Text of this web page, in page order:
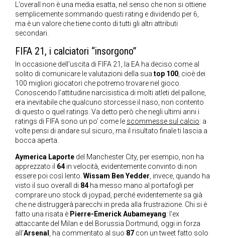
L’overall non è una media esatta, nel senso che non si ottiene
semplicemente sommando questi rating e dividendo per 6,
ma è un valore che tiene conto di tutti gli altri attributi
secondari.
FIFA 21, i calciatori “insorgono”
In occasione dell’uscita di FIFA 21, la EA ha deciso come al
solito di comunicare le valutazioni della sua top 100, cioè dei
100 migliori giocatori che potremo trovare nel gioco.
Conoscendo l’attitudine narcisistica di molti atleti del pallone,
era inevitabile che qualcuno storcesse il naso, non contento
di questo o quel ratings. Va detto però che negli ultimi anni i
ratings di FIFA sono un po’ come le scommesse sul calcio: a
volte pensi di andare sul sicuro, ma il risultato finale ti lascia a
bocca aperta.
Aymerica Laporte del Manchester City, per esempio, non ha
apprezzato il 64in velocità, evidentemente convinto di non
essere poi così lento. Wissam Ben Yedder, invece, quando ha
visto il suo overall di 84ha messo mano al portafogli per
comprare uno stock di joypad, perché evidentemente sa già
che ne distruggerà parecchi in preda alla frustrazione. Chi si è
fatto una risata è Pierre-Emerick Aubameyang: l’ex
attaccante del Milan e del Borussia Dortmund, oggi in forza
all’Arsenal , ha commentato al suo 87 con un tweet fatto solo